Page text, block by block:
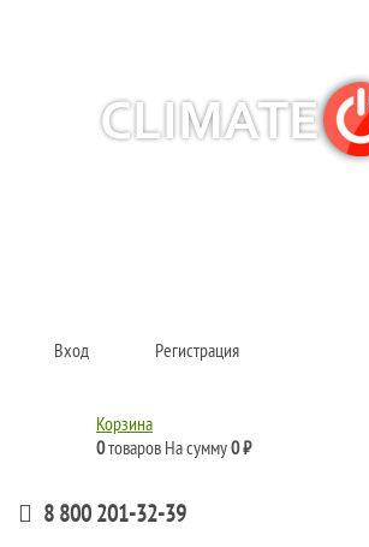
Вход Регистрация
Корзина
0товаров На сумму0 ₽
8 800 201-32-39